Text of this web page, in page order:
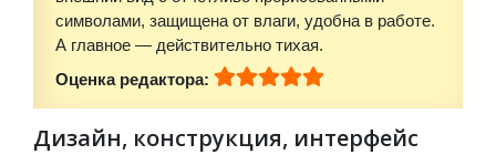
символами, защищена от влаги, удобна в работе.
А главное — действительно тихая.
Оценка редактора:
Дизайн, конструкция, интерфейс